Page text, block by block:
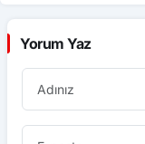
Yorum Yaz